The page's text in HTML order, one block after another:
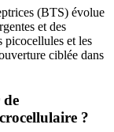
(BTS) évolue
et des
picocellules et les
ciblée dans
de
?